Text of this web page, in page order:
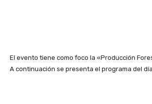
El evento tiene como foco la «Producción
A continuación se presenta el programa del